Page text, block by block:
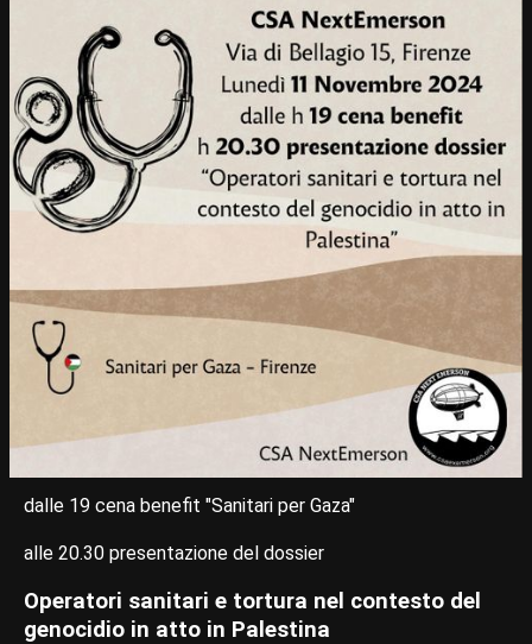
dalle 19 cena benefit "Sanitari per Gaza"
alle 20.30 presentazione del dossier
Operatori sanitari e tortura nel contesto del
genocidio in atto in Palestina